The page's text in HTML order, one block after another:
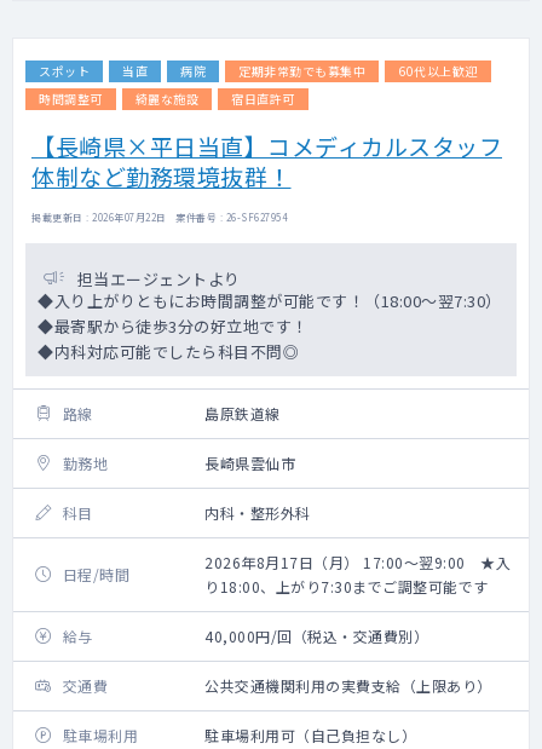
スポット 当直 病院 定期非常勤でも募集中
60代以上歓迎
時間調整可
綺麗な施設 宿日直許可
【長崎県×平日当直】コメディカルスタッフ
体制など勤務環境抜群！
掲載更新日 : 2026年07月22日 案件番号 : 26-SF627954
担当エージェントより
◆入り上がりともにお時間調整が可能です！（18:00～翌7:30）
◆最寄駅から徒歩3分の好立地です！
◆内科対応可能でしたら科目不問◎
路線 島原鉄道線
勤務地 長崎県雲仙市
科目 内科・整形外科
日程/時間
2026年8月17日（月） 17:00～翌9:00 ★入
り18:00、上がり7:30までご調整可能です
給与 40,000円/回（税込・交通費別）
交通費 公共交通機関利用の実費支給（上限あり）
駐車場利用 駐車場利用可（自己負担なし）